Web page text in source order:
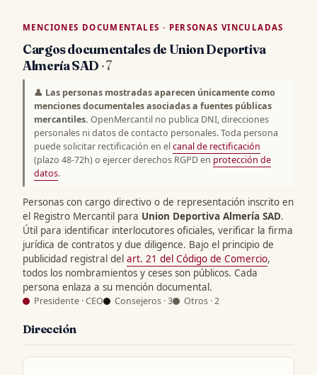
MENCIONES DOCUMENTALES · PERSONAS VINCULADAS
Cargos documentales de Union Deportiva
Almería SAD · 7
👤 Las personas mostradas aparecen únicamente como
menciones documentales asociadas a fuentes públicas
mercantiles. OpenMercantil no publica DNI, direcciones
personales ni datos de contacto personales. Toda persona
puede solicitar rectificación en elcanal de rectificación
(plazo 48-72h) o ejercer derechos RGPD en protección de
datos.
Personas con cargo directivo o de representación inscrito en
el Registro Mercantil para Union Deportiva Almería SAD.
Útil para identificar interlocutores oficiales, verificar la firma
jurídica de contratos y due diligence. Bajo el principio de
publicidad registral del art. 21 del Código de Comercio,
todos los nombramientos y ceses son públicos. Cada
persona enlaza a su mención documental.
Presidente · CEO Consejeros · 3 Otros · 2
Dirección